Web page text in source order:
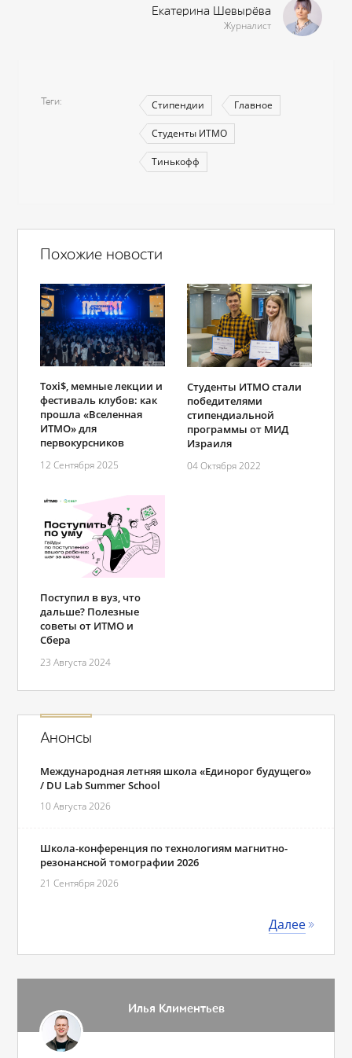
Екатерина Шевырёва
Журналист
Теги Стипендии Главное
Студенты ИТМО
Тинькофф
Похожие новости
Toxi$, мемные лекции и
фестиваль клубов: как
прошла «Вселенная
ИТМО» для
первокурсников
12 Сентября 2025
Студенты ИТМО стали
победителями
стипендиальной
программы от МИД
Израиля
04 Октября 2022
Поступил в вуз, что
дальше? Полезные
советы от ИТМО и
Сбера
23 Августа 2024
Анонсы
Международная летняя школа «Единорог будущего»
/ DU Lab Summer School
10 Августа 2026
Школа-конференция по технологиям магнитно-
резонансной томографии 2026
21 Сентября 2026
Далее
Илья Климентьев